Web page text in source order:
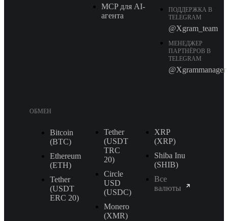
MCP для AI-
агента
ПОДДЕРЖКА В
TELEGRAM
@Xgram_team
МЕНЕДЖЕР
ПАРТНЁРОВ В
TELEGRAM
@Xgrammanager
ОБМЕН
Bitcoin
(BTC)
Ethereum
(ETH)
Tether
(USDT
ERС 20)
Tether
(USDT
TRС
20)
Circle
USD
(USDC)
Monero
(XMR)
XRP
(XRP)
Shiba Inu
(SHIB)
Все
валюты